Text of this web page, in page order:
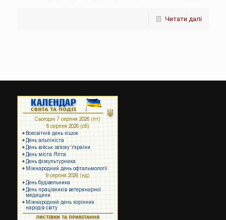
Читати далі